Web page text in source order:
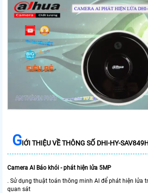
GIỚI THIỆU VỀ THÔNG SỐ DHI-HY-
Camera AI Báo khói - phát hiện lửa 5MP
. Sử dụng thuật toán thông minh AI để phát hiện lửa
quan sát